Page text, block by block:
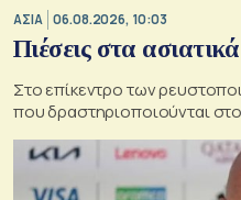
ΑΣΙΑ 06.08.2026, 10:03
Πιέσεις στα
Στο επίκεντρο των
που δραστηριοποιούνται